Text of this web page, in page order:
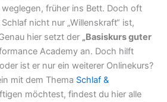
weglegen, früher ins Bett. Doch oft
nicht nur „Willenskraft“ ist,
hier setzt der „Basiskurs guter
Academy an. Doch hilft
ist er nur ein weiterer Onlinekurs?
mit dem Thema Schlaf &
möchtest, findest du hier alle